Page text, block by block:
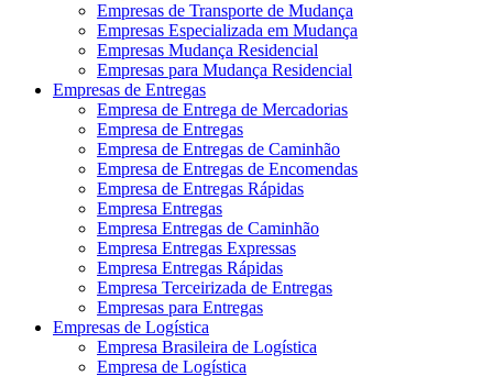
Empresas de Transporte de Mudança
Empresas Especializada em Mudança
Empresas Mudança Residencial
Empresas para Mudança Residencial
Empresas de Entregas
Empresa de Entrega de Mercadorias
Empresa de Entregas
Empresa de Entregas de Caminhão
Empresa de Entregas de Encomendas
Empresa de Entregas Rápidas
Empresa Entregas
Empresa Entregas de Caminhão
Empresa Entregas Expressas
Empresa Entregas Rápidas
Empresa Terceirizada de Entregas
Empresas para Entregas
Empresas de Logística
Empresa Brasileira de Logística
Empresa de Logística